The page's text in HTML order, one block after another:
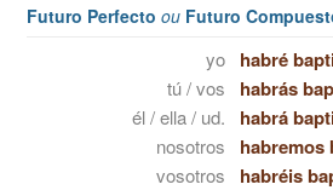
Futuro Perfecto ou Futuro
yo habré
tú / vos habrás
él / ella / ud. habrá
nosotros habremos
vosotros habréis